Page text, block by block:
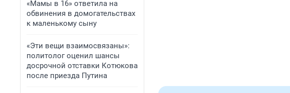
«Мамы в 16» ответила на
обвинения в домогательствах
к маленькому сыну
«Эти вещи взаимосвязаны»:
политолог оценил шансы
досрочной отставки Котюкова
после приезда Путина